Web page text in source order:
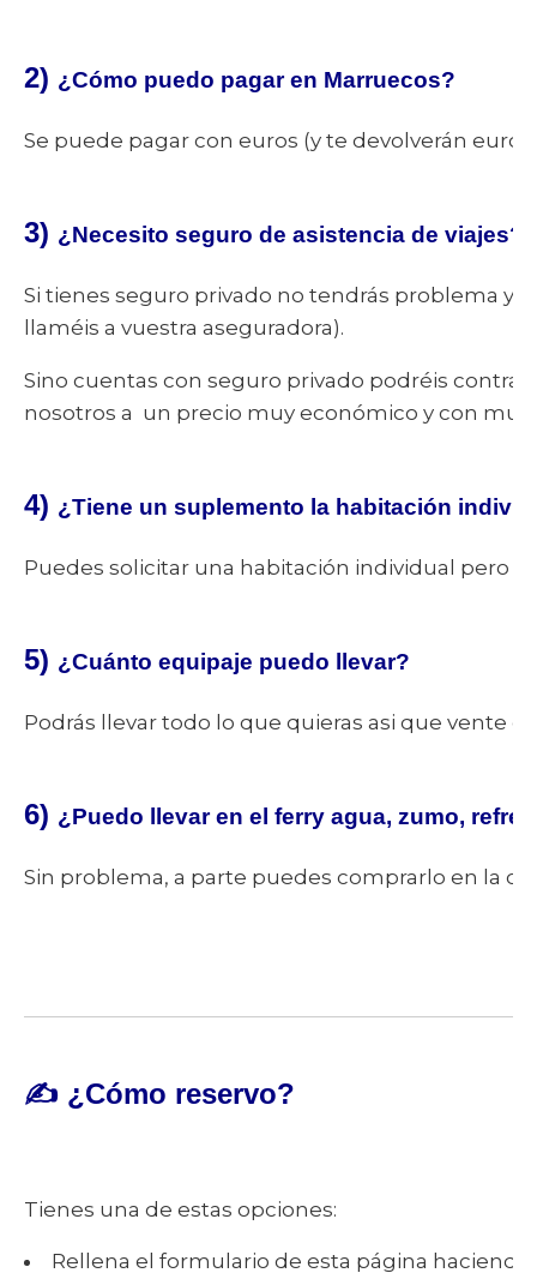
2) ¿Cómo puedo pagar en Marruecos?
Se puede pagar con euros (y te devolverán
3) ¿Necesito seguro de asistencia de viajes?
Si tienes seguro privado no tendrás problema
llaméis a vuestra aseguradora).
Sino cuentas con seguro privado podréis
nosotros a un precio muy económico y con
4) ¿Tiene un suplemento la habitación
Puedes solicitar una habitación individual pero
5) ¿Cuánto equipaje puedo llevar?
Podrás llevar todo lo que quieras asi que vente
6) ¿Puedo llevar en el ferry agua, zumo,
Sin problema, a parte puedes comprarlo en la
✍️ ¿Cómo reservo?
Tienes una de estas opciones:
Rellena el formulario de esta página